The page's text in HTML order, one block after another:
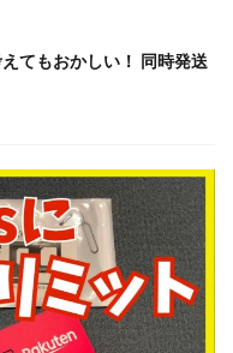
てもおかしい！ 同時発送